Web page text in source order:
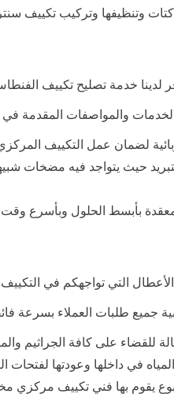
وتنظيفها وتركيب تكييف
خدمة تصليح تكييف
والمواصفات المقدمة
لضمان عمل التكييف
حيث يتواجد فيه مضخات
بأبسط الحلول وبأسرع وقت
التي تواجهكم في
طلبات العملاء بسرعة فائقة
للقضاء على كافة الجراثيم
في داخلها وعودتها لفتحات
24 ساعة وطيلة أيام الأسبوع يقوم